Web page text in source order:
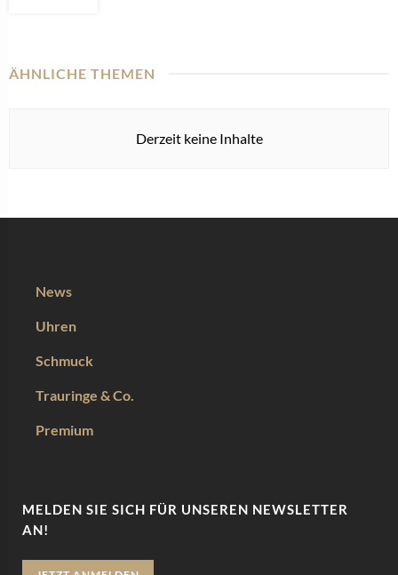
ÄHNLICHE THEMEN
Derzeit keine Inhalte
News
Uhren
Schmuck
Trauringe & Co.
Premium
MELDEN SIE SICH FÜR UNSEREN NEWSLETTER
AN!